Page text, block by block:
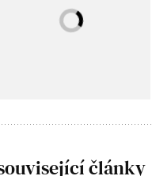
články